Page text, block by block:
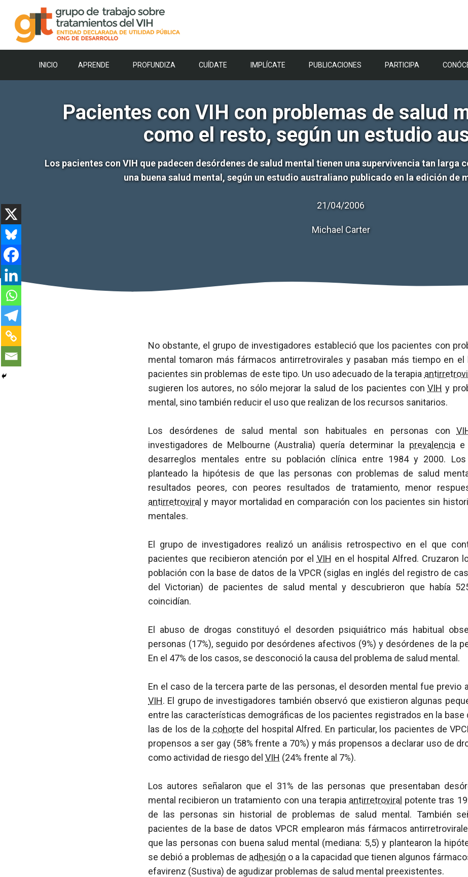
contenido
INICIO APRENDE PROFUNDIZA CUÍDATE IMPLÍCATE PUBLICACIONES PARTICIPA
Pacientes con VIH con problemas de salud
como el resto, según un estudio
Los pacientes con VIH que padecen desórdenes de salud mental tienen una supervivencia tan larga
una buena salud mental, según un estudio australiano publicado en la edición de
21/04/2006
Michael Carter
No obstante, el grupo de investigadores estableció que los pacientes con
mental tomaron más fármacos antirretrovirales y pasaban más tiempo en el
pacientes sin problemas de este tipo. Un uso adecuado de la terapia
sugieren los autores, no sólo mejorar la salud de los pacientes conVIH y
mental, sino también reducir el uso que realizan de los recursos sanitarios.
Los desórdenes de salud mental son habituales en personas con
investigadores de Melbourne (Australia) quería determinar la prevalencia e
desarreglos mentales entre su población clínica entre 1984 y 2000. Los
planteado la hipótesis de que las personas con problemas de salud
resultados peores, con peores resultados de tratamiento, menor
antirretroviral y mayor mortalidad en comparación con los pacientes sin
mentales.
El grupo de investigadores realizó un análisis retrospectivo en el que
pacientes que recibieron atención por el VIH en el hospital Alfred. Cruzaron
población con la base de datos de la VPCR (siglas en inglés del registro de
del Victorian) de pacientes de salud mental y descubrieron que había
coincidían.
El abuso de drogas constituyó el desorden psiquiátrico más habitual
personas (17%), seguido por desórdenes afectivos (9%) y desórdenes de la
En el 47% de los casos, se desconoció la causa del problema de salud mental.
En el caso de la tercera parte de las personas, el desorden mental fue previo
VIH. El grupo de investigadores también observó que existieron algunas
entre las características demográficas de los pacientes registrados en la base
las de los de la cohorte del hospital Alfred. En particular, los pacientes de
propensos a ser gay (58% frente a 70%) y más propensos a declarar uso de
como actividad de riesgo del VIH (24% frente al 7%).
Los autores señalaron que el 31% de las personas que presentaban
mental recibieron un tratamiento con una terapia antirretroviral potente tras
de las personas sin historial de problemas de salud mental. También
pacientes de la base de datos VPCR emplearon más fármacos
que las personas con buena salud mental (mediana: 5,5) y plantearon la
se debió a problemas de adhesión o a la capacidad que tienen algunos
efavirenz (Sustiva) de agudizar problemas de salud mental preexistentes.